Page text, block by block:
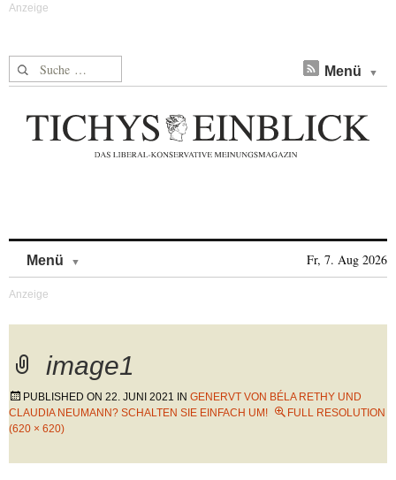
Suche nach: Menü
Menü Fr, 7. Aug 2026
image1
PUBLISHED ON 22. JUNI 2021 IN GENERVT VON BÉLA RETHY UND
CLAUDIA NEUMANN? SCHALTEN SIE EINFACH UM!
FULL RESOLUTION
(620 × 620)